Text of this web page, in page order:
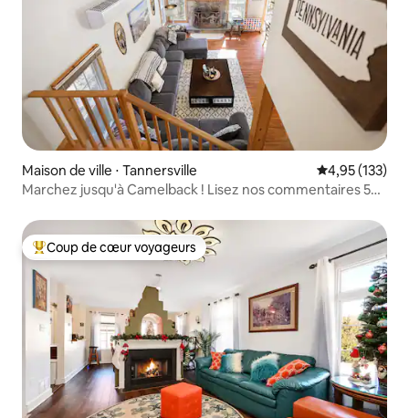
Maison de ville ⋅ Tannersville Évaluation
4,95 (133)
Marchez jusqu'à Camelback ! Lisez nos commentaires 5
Coups de cœur voyageurs les plus appréciés
Coup de cœur voyageurs